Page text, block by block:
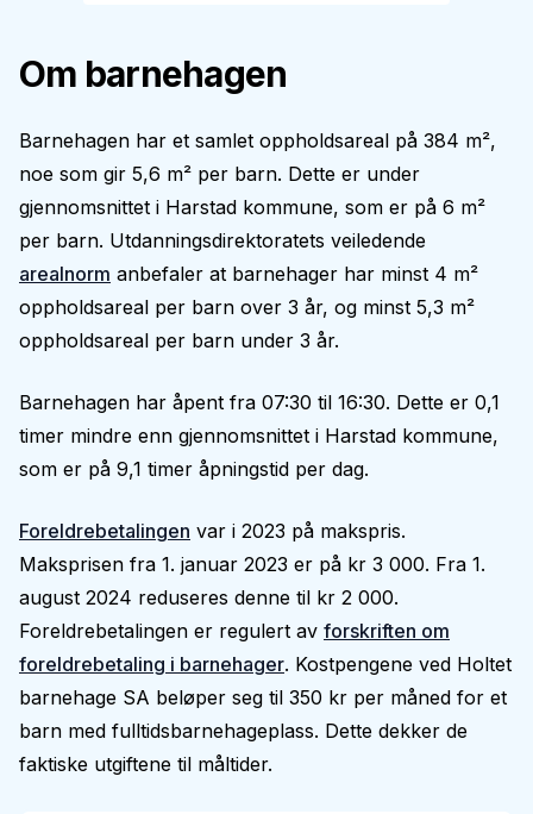
Om barnehagen
Barnehagen har et samlet oppholdsareal på 384 m²,
noe som gir 5,6 m² per barn. Dette er under
gjennomsnittet i Harstad kommune, som er på 6 m²
per barn. Utdanningsdirektoratets veiledende
arealnorm anbefaler at barnehager har minst 4 m²
oppholdsareal per barn over 3 år, og minst 5,3 m²
oppholdsareal per barn under 3 år.
Barnehagen har åpent fra 07:30 til 16:30. Dette er 0,1
timer mindre enn gjennomsnittet i Harstad kommune,
som er på 9,1 timer åpningstid per dag.
Foreldrebetalingen var i 2023 på makspris.
Maksprisen fra 1. januar 2023 er på kr 3 000. Fra 1.
august 2024 reduseres denne til kr 2 000.
Foreldrebetalingen er regulert av forskriften om
foreldrebetaling i barnehager. Kostpengene ved Holtet
barnehage SA beløper seg til 350 kr per måned for et
barn med fulltidsbarnehageplass. Dette dekker de
faktiske utgiftene til måltider.